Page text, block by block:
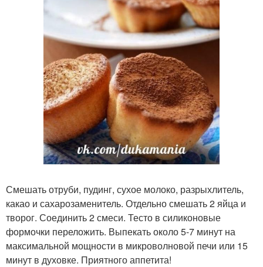
Смешать отруби, пудинг, сухое молоко, разрыхлитель,
какао и сахарозаменитель. Отдельно смешать 2 яйца и
творог. Соединить 2 смеси. Тесто в силиконовые
формочки переложить. Выпекать около 5-7 минут на
максимальной мощности в микроволновой печи или 15
минут в духовке. Приятного аппетита!